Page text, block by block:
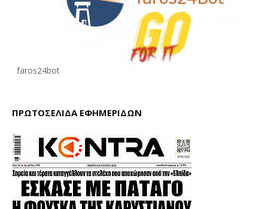
faros24bot
ΠΡΩΤΟΣΕΛΙΔΑ ΕΦΗΜΕΡΙΔΩΝ